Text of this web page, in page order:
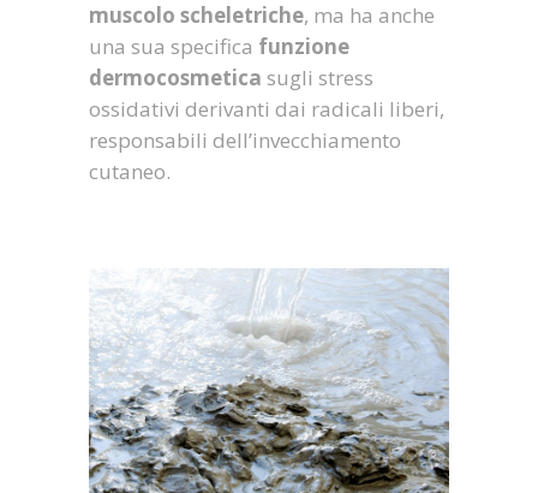
muscolo scheletriche, ma ha anche
una sua specifica funzione
dermocosmetica sugli stress
ossidativi derivanti dai radicali liberi,
responsabili dell’invecchiamento
cutaneo.